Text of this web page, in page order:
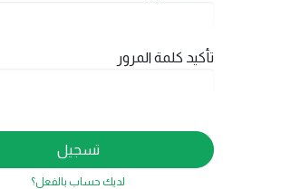
تأكيد كلمة المرور
تسجيل
لديك حساب بالفعل؟